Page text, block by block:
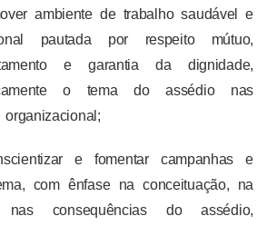
ambiente de trabalho saudável e
pautada por respeito mútuo,
e garantia da dignidade,
o tema do assédio nas
e fomentar campanhas e
com ênfase na conceituação, na
nas consequências do assédio,